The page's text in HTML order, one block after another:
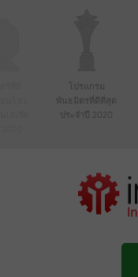
โปรแกรม
พันธมิตรที่ดีที่สุด
ประจำปี 2020